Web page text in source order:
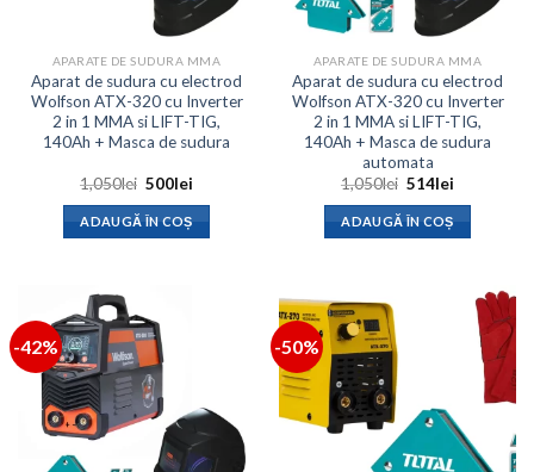
APARATE DE SUDURA MMA
Aparat de sudura cu electrod
Wolfson ATX-320 cu Inverter
2 in 1 MMA si LIFT-TIG,
140Ah + Masca de sudura
1,050lei Prețul
a
fost:
1,050lei.
500lei
ADAUGĂ ÎN COȘ
APARATE DE SUDURA MMA
Aparat de sudura cu electrod
Wolfson ATX-320 cu Inverter
2 in 1 MMA si LIFT-TIG,
140Ah + Masca de sudura
automata
1,050lei Prețul
a
fost:
1,050lei.
514lei
ADAUGĂ ÎN COȘ
-42% -50%